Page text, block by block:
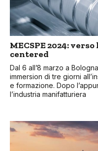
MECSPE 2024:
centered
Dal 6 all’8 marzo a
immersion di tre giorni
e formazione. Dopo
l’industria manifatturiera